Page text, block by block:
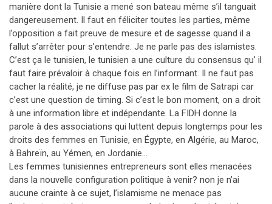
manière dont la Tunisie a mené son bateau même s’il tanguait
dangereusement. Il faut en féliciter toutes les parties, même
l’opposition a fait preuve de mesure et de sagesse quand il a
fallut s’arrêter pour s’entendre. Je ne parle pas des islamistes.
C’est ça le tunisien, le tunisien a une culture du consensus qu’ il
faut faire prévaloir à chaque fois en l’informant. Il ne faut pas
cacher la réalité, je ne diffuse pas par ex le film de Satrapi car
c’est une question de timing. Si c’est le bon moment, on a droit
à une information libre et indépendante. La FIDH donne la
parole à des associations qui luttent depuis longtemps pour les
droits des femmes en Tunisie, en Égypte, en Algérie, au Maroc,
à Bahreïn, au Yémen, en Jordanie…
Les femmes tunisiennes entrepreneurs sont elles menacées
dans la nouvelle configuration politique à venir? non je n’ai
aucune crainte à ce sujet, l’islamisme ne menace pas